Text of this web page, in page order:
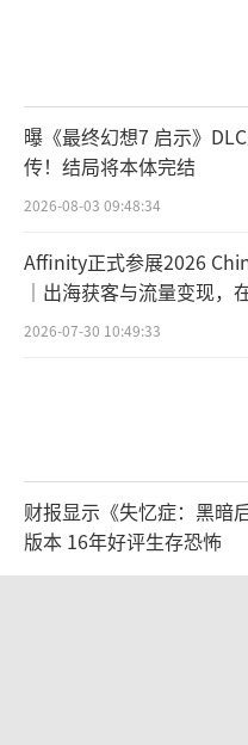
曝《最终幻想7 启示》
传！结局将本体完结
2026-08-03 09:48:34
Affinity正式参展2026
｜出海获客与流量变现，
2026-07-30 10:49:33
财报显示《失忆症：黑暗
版本 16年好评生存恐怖
2026-08-03 09:47:33